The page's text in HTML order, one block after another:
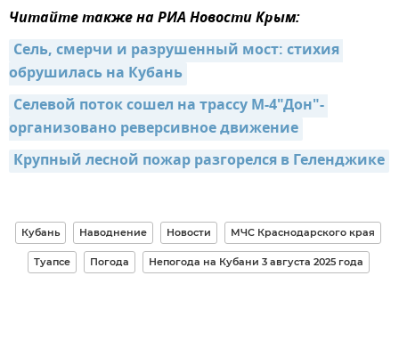
Читайте также на РИА Новости Крым:
Сель, смерчи и разрушенный мост: стихия
обрушилась на Кубань
Селевой поток сошел на трассу М-4"Дон"-
организовано реверсивное движение
Крупный лесной пожар разгорелся в Геленджике
Кубань Наводнение Новости МЧС Краснодарского края
Туапсе Погода Непогода на Кубани 3 августа 2025 года